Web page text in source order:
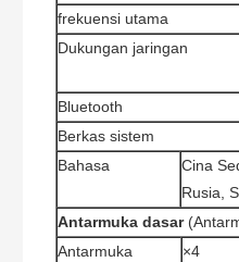
frekuensi utama
Dukungan jaringan
Bluetooth
Berkas sistem
Bahasa
Cina
Rusia,
Antarmuka dasar
Antarmuka
×4